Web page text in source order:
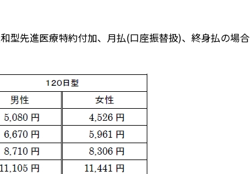
型先進医療特約付加、月払(口座振替扱)、終身払の場合